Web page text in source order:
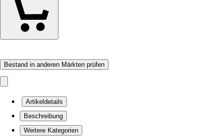
Bestand in anderen Märkten prüfen
Artikeldetails
Beschreibung
Weitere Kategorien